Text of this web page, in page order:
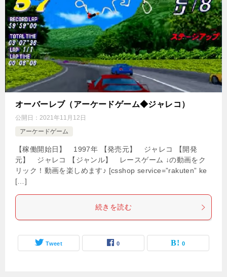
オーバーレブ（アーケードゲーム◆ジャレコ）
公開日： 2021年11月12日
アーケードゲーム
【稼働開始日】 1997年 【発売元】 ジャレコ 【開発
元】 ジャレコ 【ジャンル】 レースゲーム ↓の動画をク
リック！動画を楽しめます♪ [csshop service=”rakuten” ke
[…]
続きを読む
Tweet 0 0